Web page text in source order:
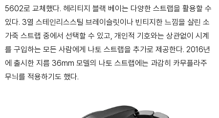
5602로 교체했다. 헤리티지 블랙 베이는 다양한 스트랩을 활용할 수
있다. 3열 스테인리스스틸 브레이슬릿이나 빈티지한 느낌을 살린 소
가죽 스트랩 중에서 선택할 수 있고, 개인적 기호와는 상관없이 시계
를 구입하는 모든 사람에게 나토 스트랩을 추가로 제공한다. 2016년
에 출시한 지름 36mm 모델의 나토 스트랩에는 과감히 카무플라주
무늬를 적용하기도 했다.